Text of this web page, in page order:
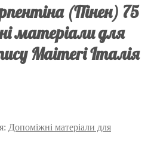
(Пінен) 75
матеріали для
Maimeri Італія
Допоміжні матеріали для